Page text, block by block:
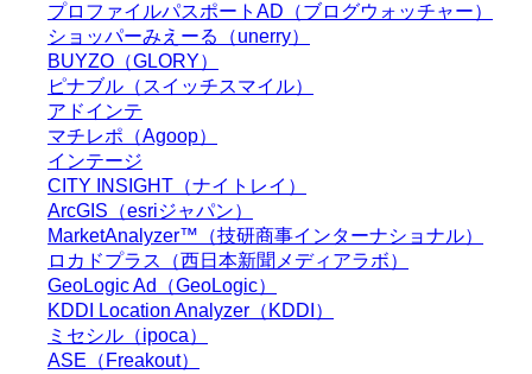
プロファイルパスポートAD（ブログウォッチャー）
ショッパーみえーる（unerry）
BUYZO（GLORY）
ピナブル（スイッチスマイル）
アドインテ
マチレポ（Agoop）
インテージ
CITY INSIGHT（ナイトレイ）
ArcGIS（esriジャパン）
MarketAnalyzer™（技研商事インターナショナル）
ロカドプラス（西日本新聞メディアラボ）
GeoLogic Ad（GeoLogic）
KDDI Location Analyzer（KDDI）
ミセシル（ipoca）
ASE（Freakout）